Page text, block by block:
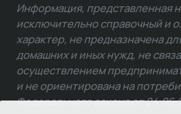
Информация, представленная
исключительно справочный и
характер, не предназначена
домашних и иных нужд, не
осуществлением
и не ориентирована на
Федерального закона от